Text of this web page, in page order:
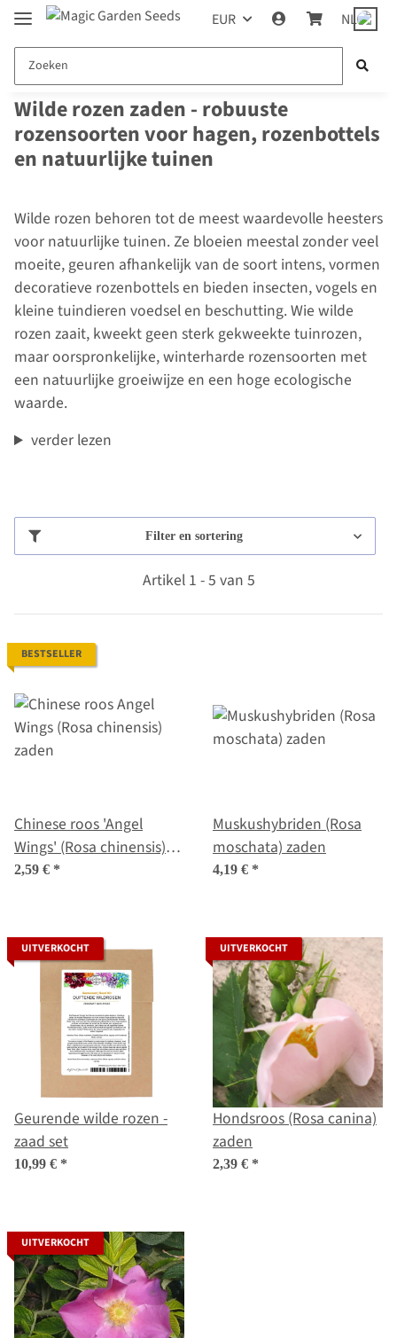
EUR NL
Wilde rozen zaden - robuuste
rozensoorten voor hagen, rozenbottels
en natuurlijke tuinen
Wilde rozen behoren tot de meest waardevolle heesters
voor natuurlijke tuinen. Ze bloeien meestal zonder veel
moeite, geuren afhankelijk van de soort intens, vormen
decoratieve rozenbottels en bieden insecten, vogels en
kleine tuindieren voedsel en beschutting. Wie wilde
rozen zaait, kweekt geen sterk gekweekte tuinrozen,
maar oorspronkelijke, winterharde rozensoorten met
een natuurlijke groeiwijze en een hoge ecologische
waarde.
verder lezen
Filter en sortering
Artikel 1 - 5 van 5
BESTSELLER
Chinese roos 'Angel
Wings' (Rosa chinensis)
zaden
2,59 € *
Muskushybriden (Rosa
moschata) zaden
4,19 € *
UITVERKOCHT
Geurende wilde rozen -
zaad set
10,99 € *
UITVERKOCHT
Hondsroos (Rosa canina)
zaden
2,39 € *
UITVERKOCHT